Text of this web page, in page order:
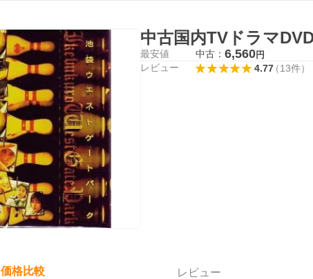
中古国内TVドラマ
最安値 中古： 6,560円
レビュー 4.77（13件）
価格比較 レビュー